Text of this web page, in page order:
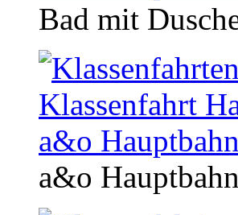
Bad mit
a&o